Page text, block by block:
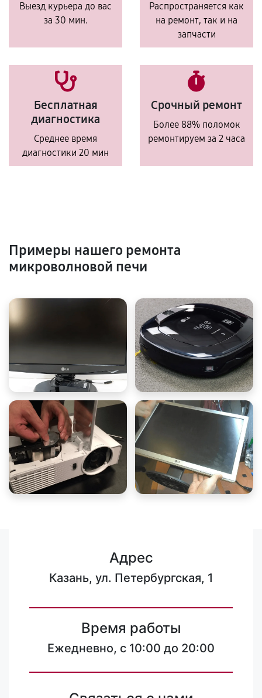
Выезд курьера до вас
за 30 мин.
Распространяется как
на ремонт, так и на
запчасти
Бесплатная
диагностика
Среднее время
диагностики 20 мин
Срочный ремонт
Более 88% поломок
ремонтируем за 2 часа
Примеры нашего ремонта
микроволновой печи
Адрес
Казань, ул. Петербургская, 1
Время работы
Ежедневно, с 10:00 до 20:00